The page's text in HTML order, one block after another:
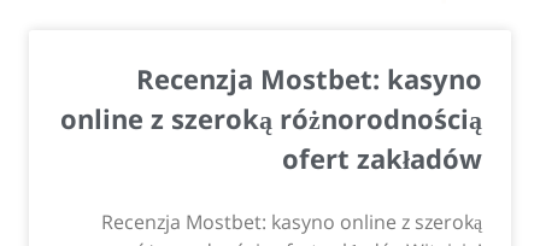
Recenzja Mostbet: kasyno
online z szeroką różnorodnością
ofert zakładów
Recenzja Mostbet: kasyno online z szeroką